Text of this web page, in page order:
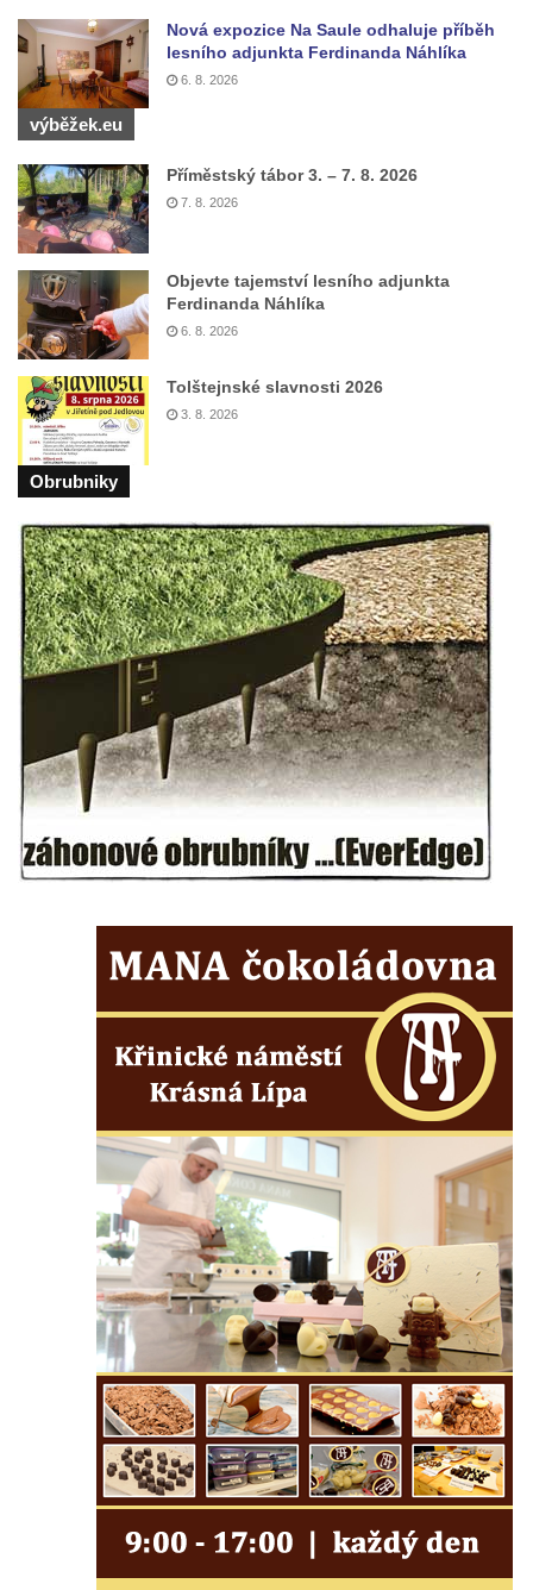
Nová expozice Na Saule odhaluje příběh
lesního adjunkta Ferdinanda Náhlíka
6. 8. 2026
výběžek.eu
Příměstský tábor 3. – 7. 8. 2026
7. 8. 2026
Objevte tajemství lesního adjunkta
Ferdinanda Náhlíka
6. 8. 2026
Tolštejnské slavnosti 2026
3. 8. 2026
Obrubniky